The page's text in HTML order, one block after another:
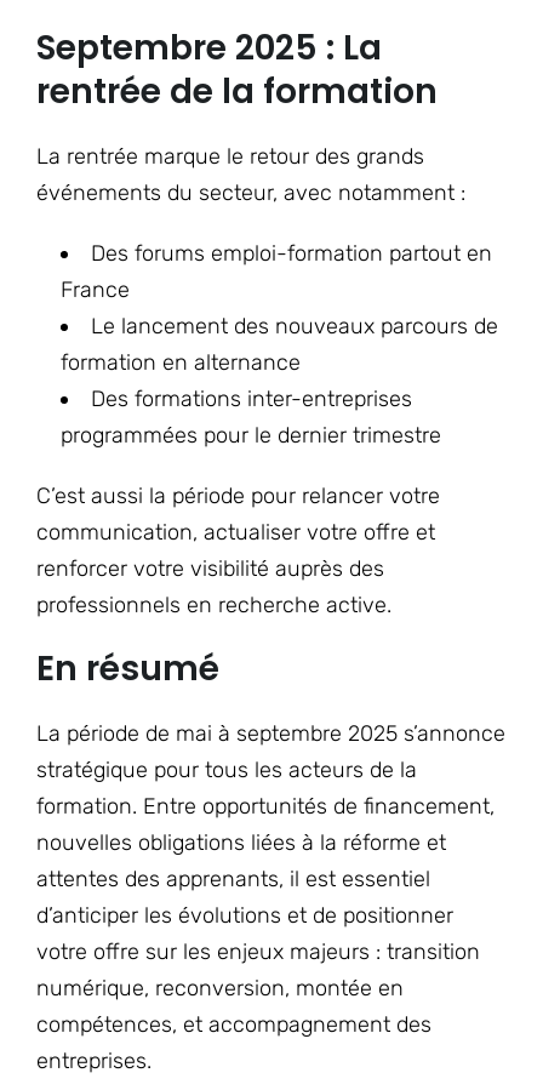
Septembre 2025 : La
rentrée de la formation
La rentrée marque le retour des grands
événements du secteur, avec notamment :
Des forums emploi-formation partout en
France
Le lancement des nouveaux parcours de
formation en alternance
Des formations inter-entreprises
programmées pour le dernier trimestre
C’est aussi la période pour relancer votre
communication, actualiser votre offre et
renforcer votre visibilité auprès des
professionnels en recherche active.
En résumé
La période de mai à septembre 2025 s’annonce
stratégique pour tous les acteurs de la
formation. Entre opportunités de financement,
nouvelles obligations liées à la réforme et
attentes des apprenants, il est essentiel
d’anticiper les évolutions et de positionner
votre offre sur les enjeux majeurs : transition
numérique, reconversion, montée en
compétences, et accompagnement des
entreprises.